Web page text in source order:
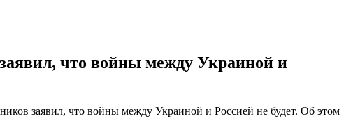
что войны между Украиной и
заявил, что войны между Украиной и Россией не будет. Об этом